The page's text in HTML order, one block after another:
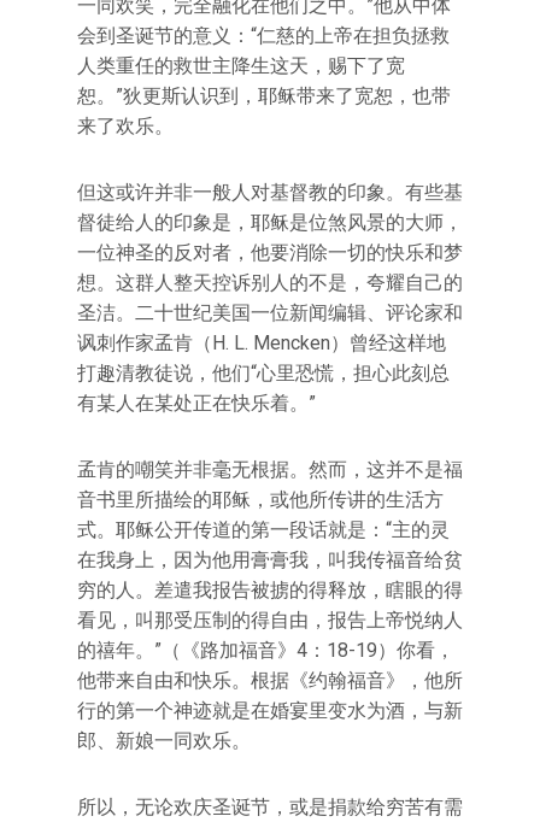
一同欢笑，完全融化在他们之中。”他从中体
会到圣诞节的意义：“仁慈的上帝在担负拯救
人类重任的救世主降生这天，赐下了宽
恕。”狄更斯认识到，耶稣带来了宽恕，也带
来了欢乐。
但这或许并非一般人对基督教的印象。有些基
督徒给人的印象是，耶稣是位煞风景的大师，
一位神圣的反对者，他要消除一切的快乐和梦
想。这群人整天控诉别人的不是，夸耀自己的
圣洁。二十世纪美国一位新闻编辑、评论家和
讽刺作家孟肯（H. L. Mencken）曾经这样地
打趣清教徒说，他们“心里恐慌，担心此刻总
有某人在某处正在快乐着。”
孟肯的嘲笑并非毫无根据。然而，这并不是福
音书里所描绘的耶稣，或他所传讲的生活方
式。耶稣公开传道的第一段话就是：“主的灵
在我身上，因为他用膏膏我，叫我传福音给贫
穷的人。差遣我报告被掳的得释放，瞎眼的得
看见，叫那受压制的得自由，报告上帝悦纳人
的禧年。”（《路加福音》4：18-19）你看，
他带来自由和快乐。根据《约翰福音》，他所
行的第一个神迹就是在婚宴里变水为酒，与新
郎、新娘一同欢乐。
所以，无论欢庆圣诞节，或是捐款给穷苦有需